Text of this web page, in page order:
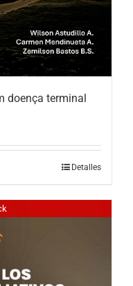
doença terminal
Detalles